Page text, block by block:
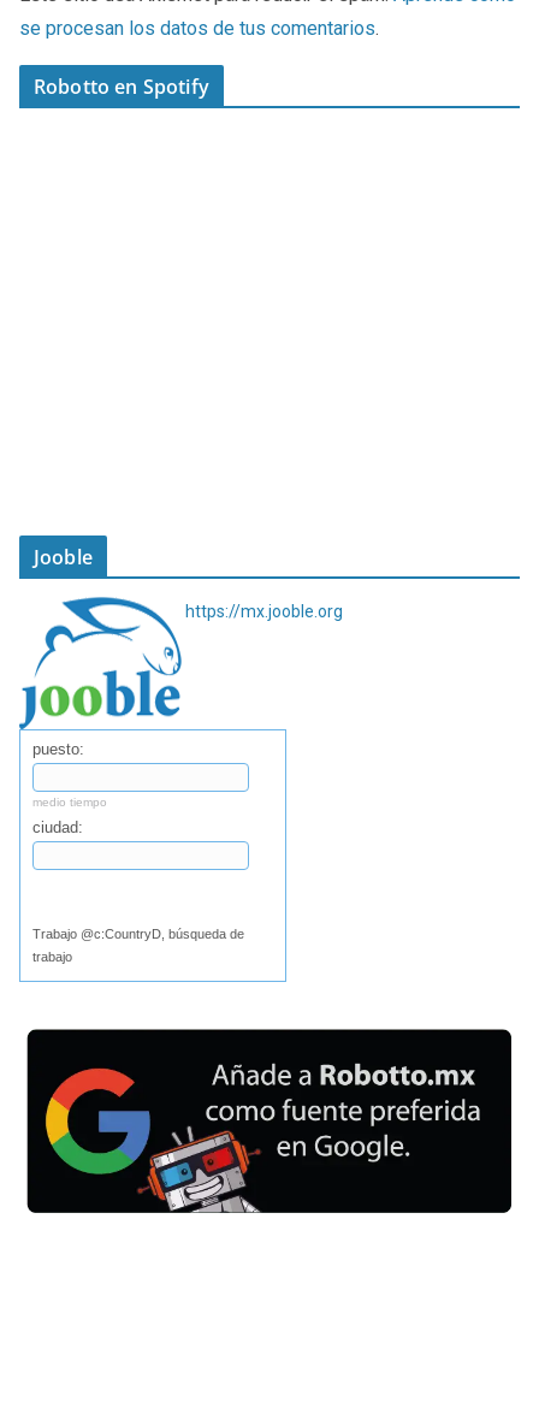
se procesan los datos de tus comentarios.
Robotto en Spotify
Jooble
https://mx.jooble.org
puesto:
medio tiempo
ciudad:
Trabajo @c:CountryD, búsqueda de
trabajo